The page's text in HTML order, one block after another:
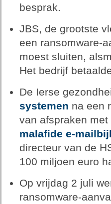
besprak.
JBS, de grootste
een ransomware-
moest sluiten,
Het bedrijf
De Ierse
systemen na een
van afspraken
malafide e-
directeur van de
100 miljoen euro
Op vrijdag 2 juli
ransomware-